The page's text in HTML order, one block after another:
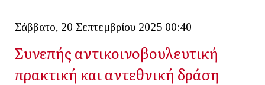
Σάββατο, 20 Σεπτεμβρίου 2025 00:40
Συνεπής αντικοινοβουλευτική
πρακτική και αντεθνική δράση